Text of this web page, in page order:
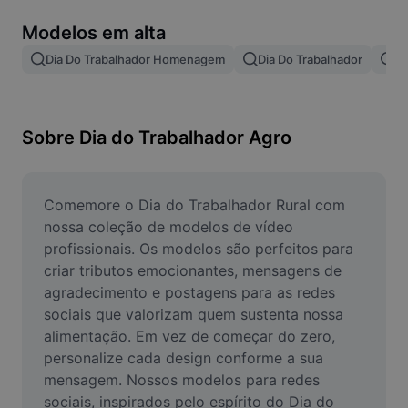
Mesclar imagens
Redimensionar Imagem
Criador de Memes
AI Text Remover
AI People Remover
AI Inpainting
Face Cutout
Modelos em alta
Dia Do Trabalhador Homenagem Dia Do Trabalhador
Sobre Dia do Trabalhador Agro
Comemore o Dia do Trabalhador Rural com
nossa coleção de modelos de vídeo
profissionais. Os modelos são perfeitos para
criar tributos emocionantes, mensagens de
agradecimento e postagens para as redes
sociais que valorizam quem sustenta nossa
alimentação. Em vez de começar do zero,
personalize cada design conforme a sua
mensagem. Nossos modelos para redes
sociais, inspirados pelo espírito do Dia do